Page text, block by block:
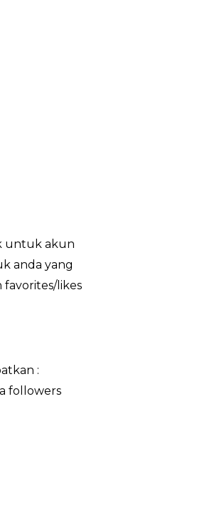
untuk akun
anda yang
favorites/likes
:
followers